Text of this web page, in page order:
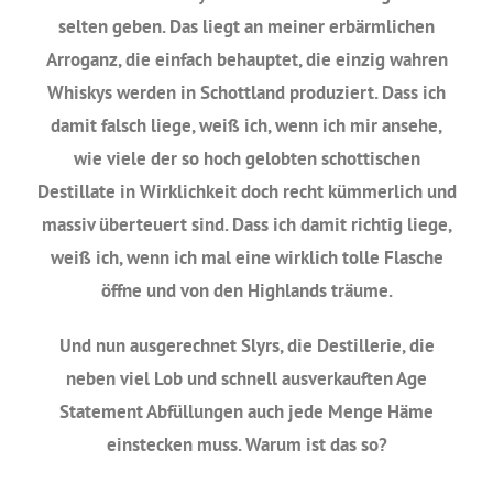
selten geben. Das liegt an meiner erbärmlichen
Arroganz, die einfach behauptet, die einzig wahren
Whiskys werden in Schottland produziert. Dass ich
damit falsch liege, weiß ich, wenn ich mir ansehe,
wie viele der so hoch gelobten schottischen
Destillate in Wirklichkeit doch recht kümmerlich und
massiv überteuert sind. Dass ich damit richtig liege,
weiß ich, wenn ich mal eine wirklich tolle Flasche
öffne und von den Highlands träume.
Und nun ausgerechnet Slyrs, die Destillerie, die
neben viel Lob und schnell ausverkauften Age
Statement Abfüllungen auch jede Menge Häme
einstecken muss. Warum ist das so?